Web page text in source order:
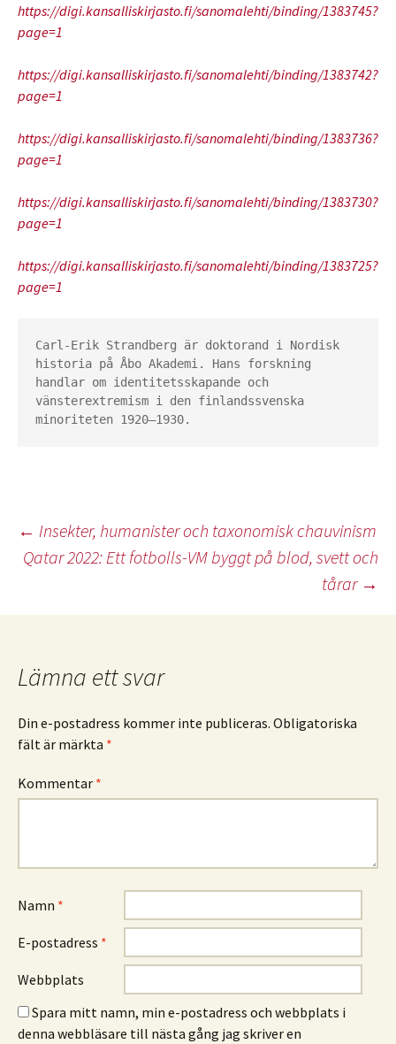
https://digi.kansalliskirjasto.fi/sanomalehti/binding/1383745?
page=1
https://digi.kansalliskirjasto.fi/sanomalehti/binding/1383742?
page=1
https://digi.kansalliskirjasto.fi/sanomalehti/binding/1383736?
page=1
https://digi.kansalliskirjasto.fi/sanomalehti/binding/1383730?
page=1
https://digi.kansalliskirjasto.fi/sanomalehti/binding/1383725?
page=1
Carl-Erik Strandberg är doktorand i Nordisk
historia på Åbo Akademi. Hans forskning
handlar om identitetsskapande och
vänsterextremism i den finlandssvenska
minoriteten 1920–1930.
Inläggsnavigering
← Insekter, humanister och taxonomisk chauvinism
Qatar 2022: Ett fotbolls-VM byggt på blod, svett och
tårar →
Lämna ett svar
Din e-postadress kommer inte publiceras. Obligatoriska
fält är märkta *
Kommentar *
Namn *
E-postadress *
Webbplats
Spara mitt namn, min e-postadress och webbplats i
denna webbläsare till nästa gång jag skriver en